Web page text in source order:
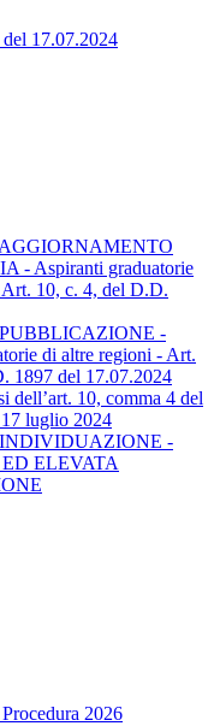
17.07.2024
- Aspiranti graduatorie
10, c. 4, del D.D.
-
di altre regioni - Art.
1897 del 17.07.2024
dell’art. 10, comma 4 del
luglio 2024
-
ELEVATA
2026